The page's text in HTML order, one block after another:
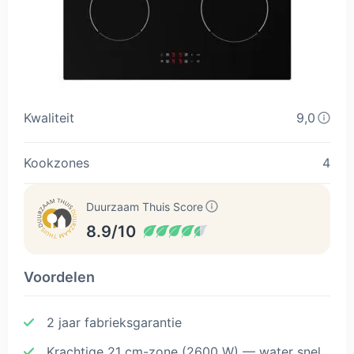
Kwaliteit 9,0
Kookzones 4
Duurzaam Thuis Score
8.9/10
Voordelen
2 jaar fabrieksgarantie